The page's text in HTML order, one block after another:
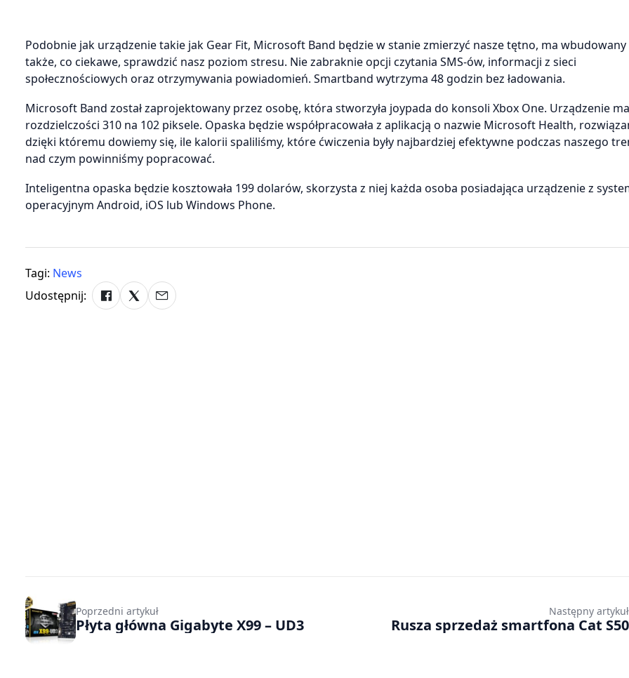
Podobnie jak urządzenie takie jak Gear Fit, Microsoft Band będzie w stanie zmierzyć nasze tętno, ma wbudowany
także, co ciekawe, sprawdzić nasz poziom stresu. Nie zabraknie opcji czytania SMS-ów, informacji z sieci
społecznościowych oraz otrzymywania powiadomień. Smartband wytrzyma 48 godzin bez ładowania.
Microsoft Band został zaprojektowany przez osobę, która stworzyła joypada do konsoli Xbox One. Urządzenie
rozdzielczości 310 na 102 piksele. Opaska będzie współpracowała z aplikacją o nazwie Microsoft Health,
dzięki któremu dowiemy się, ile kalorii spaliliśmy, które ćwiczenia były najbardziej efektywne podczas naszego
nad czym powinniśmy popracować.
Inteligentna opaska będzie kosztowała 199 dolarów, skorzysta z niej każda osoba posiadająca urządzenie z
operacyjnym Android, iOS lub Windows Phone.
Tagi: News
Udostępnij:
Poprzedni artykuł
Płyta główna Gigabyte X99 – UD3
Następny artykuł
Rusza sprzedaż smartfona Cat S50